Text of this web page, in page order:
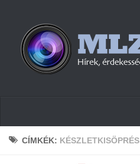
HírekCÍMKÉK: KÉSZLETKISÖPRÉS